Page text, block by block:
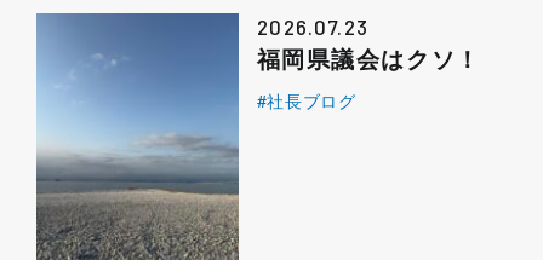
2026.07.23
福岡県議会はクソ！
#社長ブログ